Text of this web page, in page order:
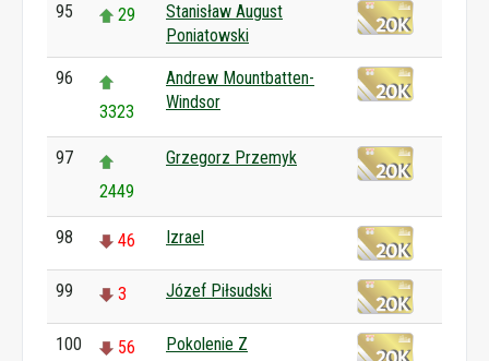
95 29
Stanisław August
Poniatowski
96
3323
Andrew Mountbatten-
Windsor
97
2449
Grzegorz Przemyk
98 46 Izrael
99 3 Józef Piłsudski
100 56 Pokolenie Z